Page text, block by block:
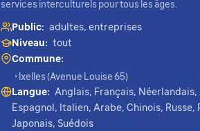
services interculturels pour tous les âges.
Public: adultes, entreprises
Niveau: tout
Commune:
• Ixelles (Avenue Louise 65)
Langue: Anglais, Français, Néerlandais,
Espagnol, Italien, Arabe, Chinois, Russe,
Japonais, Suédois